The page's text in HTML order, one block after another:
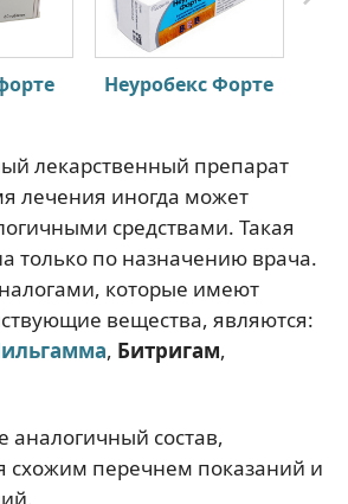
Неуробекс Форте
лекарственный препарат
лечения иногда может
средствами. Такая
только по назначению врача.
которые имеют
вещества, являются:
, Битригам,
состав,
схожим перечнем показаний и